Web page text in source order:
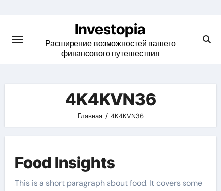
content
Investopia
Расширение возможностей вашего
финансового путешествия
4K4KVN36
Главная 4K4KVN36
Food Insights
This is a short paragraph about food. It covers some